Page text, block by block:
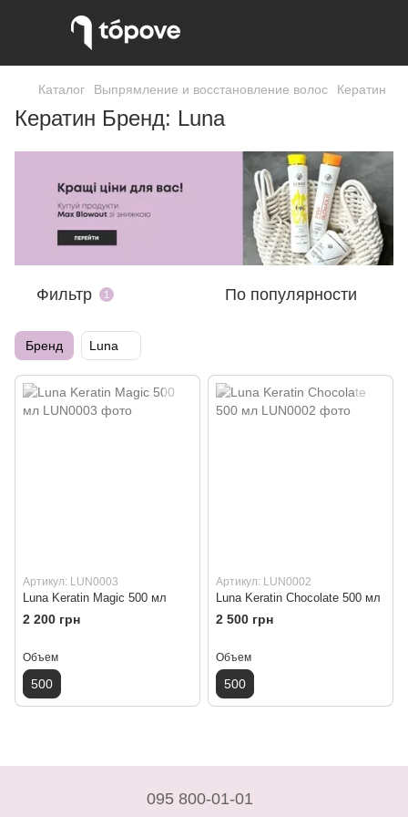
Каталог Выпрямление и восстановление волос Кератин
Кератин Бренд: Luna
Фильтр 1 По популярности
Бренд Luna
Артикул: LUN0003
Luna Keratin Magic 500 мл
2 200 грн
Объем
500
Артикул: LUN0002
Luna Keratin Chocolate 500 мл
2 500 грн
Объем
500
095 800-01-01